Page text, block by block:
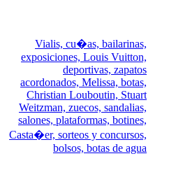
Vialis, cu�as, bailarinas,
exposiciones, Louis Vuitton,
deportivas, zapatos
acordonados, Melissa, botas,
Christian Louboutin, Stuart
Weitzman, zuecos, sandalias,
salones, plataformas, botines,
Casta�er, sorteos y concursos,
bolsos, botas de agua